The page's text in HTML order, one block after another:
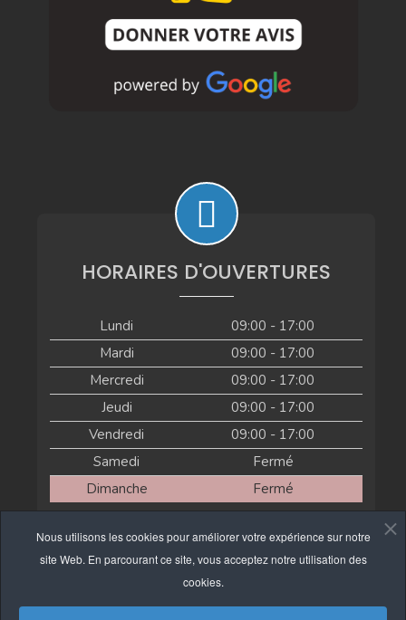
Nous utilisons les cookies pour améliorer votre expérience sur notre
site Web. En parcourant ce site, vous acceptez notre utilisation des
cookies.
HORAIRES D'OUVERTURES
Lundi
09:00 - 17:00
Mardi
09:00 - 17:00
Mercredi
09:00 - 17:00
Jeudi
09:00 - 17:00
Vendredi
09:00 - 17:00
Samedi
Fermé
Dimanche
Fermé
Actuellement fermé